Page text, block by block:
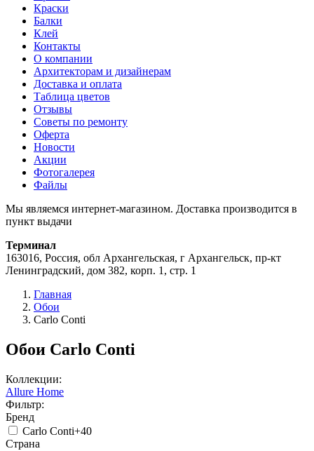
Краски
Балки
Клей
Контакты
О компании
Архитекторам и дизайнерам
Доставка и оплата
Таблица цветов
Отзывы
Советы по ремонту
Оферта
Новости
Акции
Фотогалерея
Файлы
Мы являемся интернет-магазином. Доставка производится в
пункт выдачи
Терминал
163016, Россия, обл Архангельская, г Архангельск, пр-кт
Ленинградский, дом 382, корп. 1, стр. 1
Главная
Обои
Carlo Conti
Обои Carlo Conti
Коллекции:
Allure Home
Фильтр:
Бренд
Carlo Conti+40
Страна